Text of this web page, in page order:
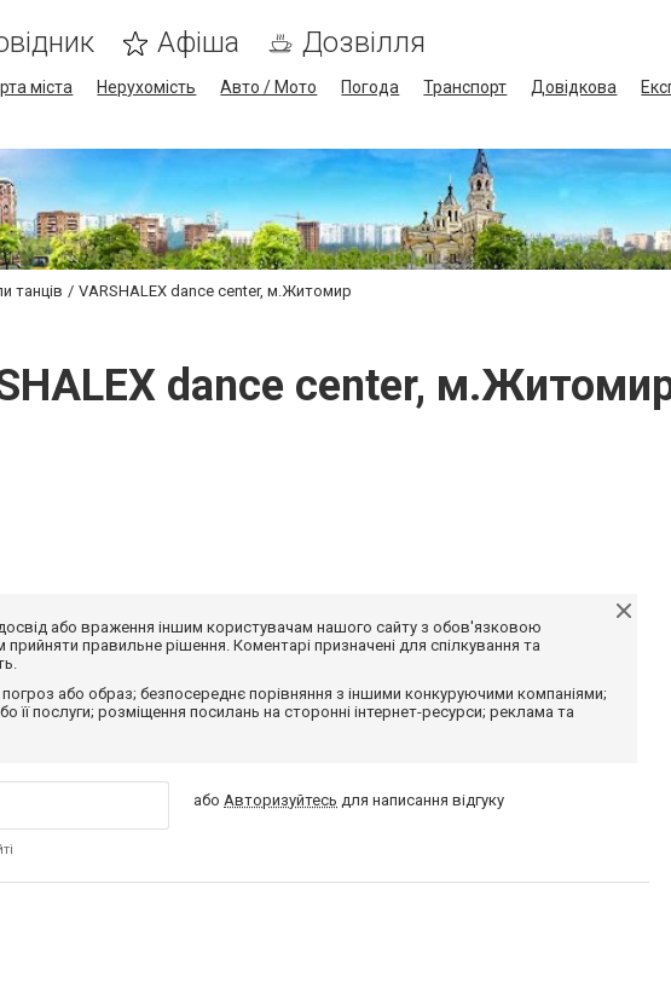
Афіша Дозвілля
міста Нерухомість Авто / Мото Погода Транспорт Довідкова
танців VARSHALEX dance center, м.Житомир
dance center,
або враження іншим користувачам нашого сайту з обов'язковою
правильне рішення. Коментарі призначені для спілкування та
або образ; безпосереднє порівняння з іншими конкуруючими компаніями;
її послуги; розміщення посилань на сторонні інтернет-ресурси; реклама та
абоАвторизуйтесь для написання відгуку